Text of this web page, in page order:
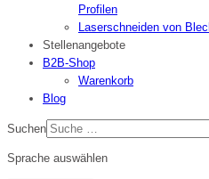
Profilen
Laserschneiden von
Stellenangebote
B2B-Shop
Warenkorb
Blog
Suchen
Sprache auswählen